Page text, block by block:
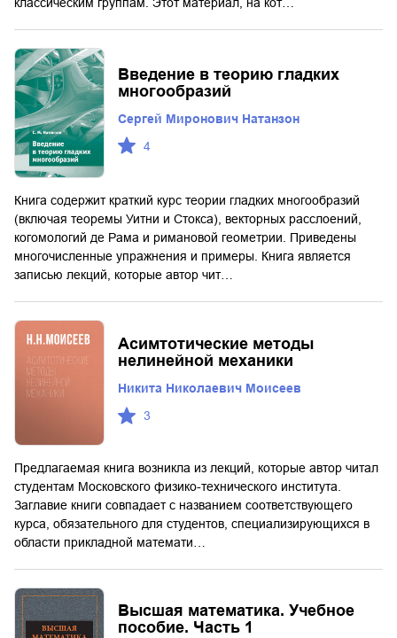
классическим группам. Этот материал, на кот…
Введение в теорию гладких
многообразий
Сергей Миронович Натанзон
4
Книга содержит краткий курс теории гладких многообразий
(включая теоремы Уитни и Стокса), векторных расслоений,
когомологий де Рама и римановой геометрии. Приведены
многочисленные упражнения и примеры. Книга является
записью лекций, которые автор чит…
Асимтотические методы
нелинейной механики
Никита Николаевич Моисеев
3
Предлагаемая книга возникла из лекций, которые автор читал
студентам Московского физико-технического института.
Заглавие книги совпадает с названием соответствующего
курса, обязательного для студентов, специализирующихся в
области прикладной математи…
Высшая математика. Учебное
пособие. Часть 1